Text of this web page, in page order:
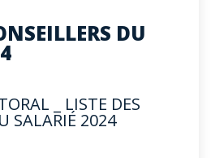
DU
_ LISTE DES
SALARIÉ 2024